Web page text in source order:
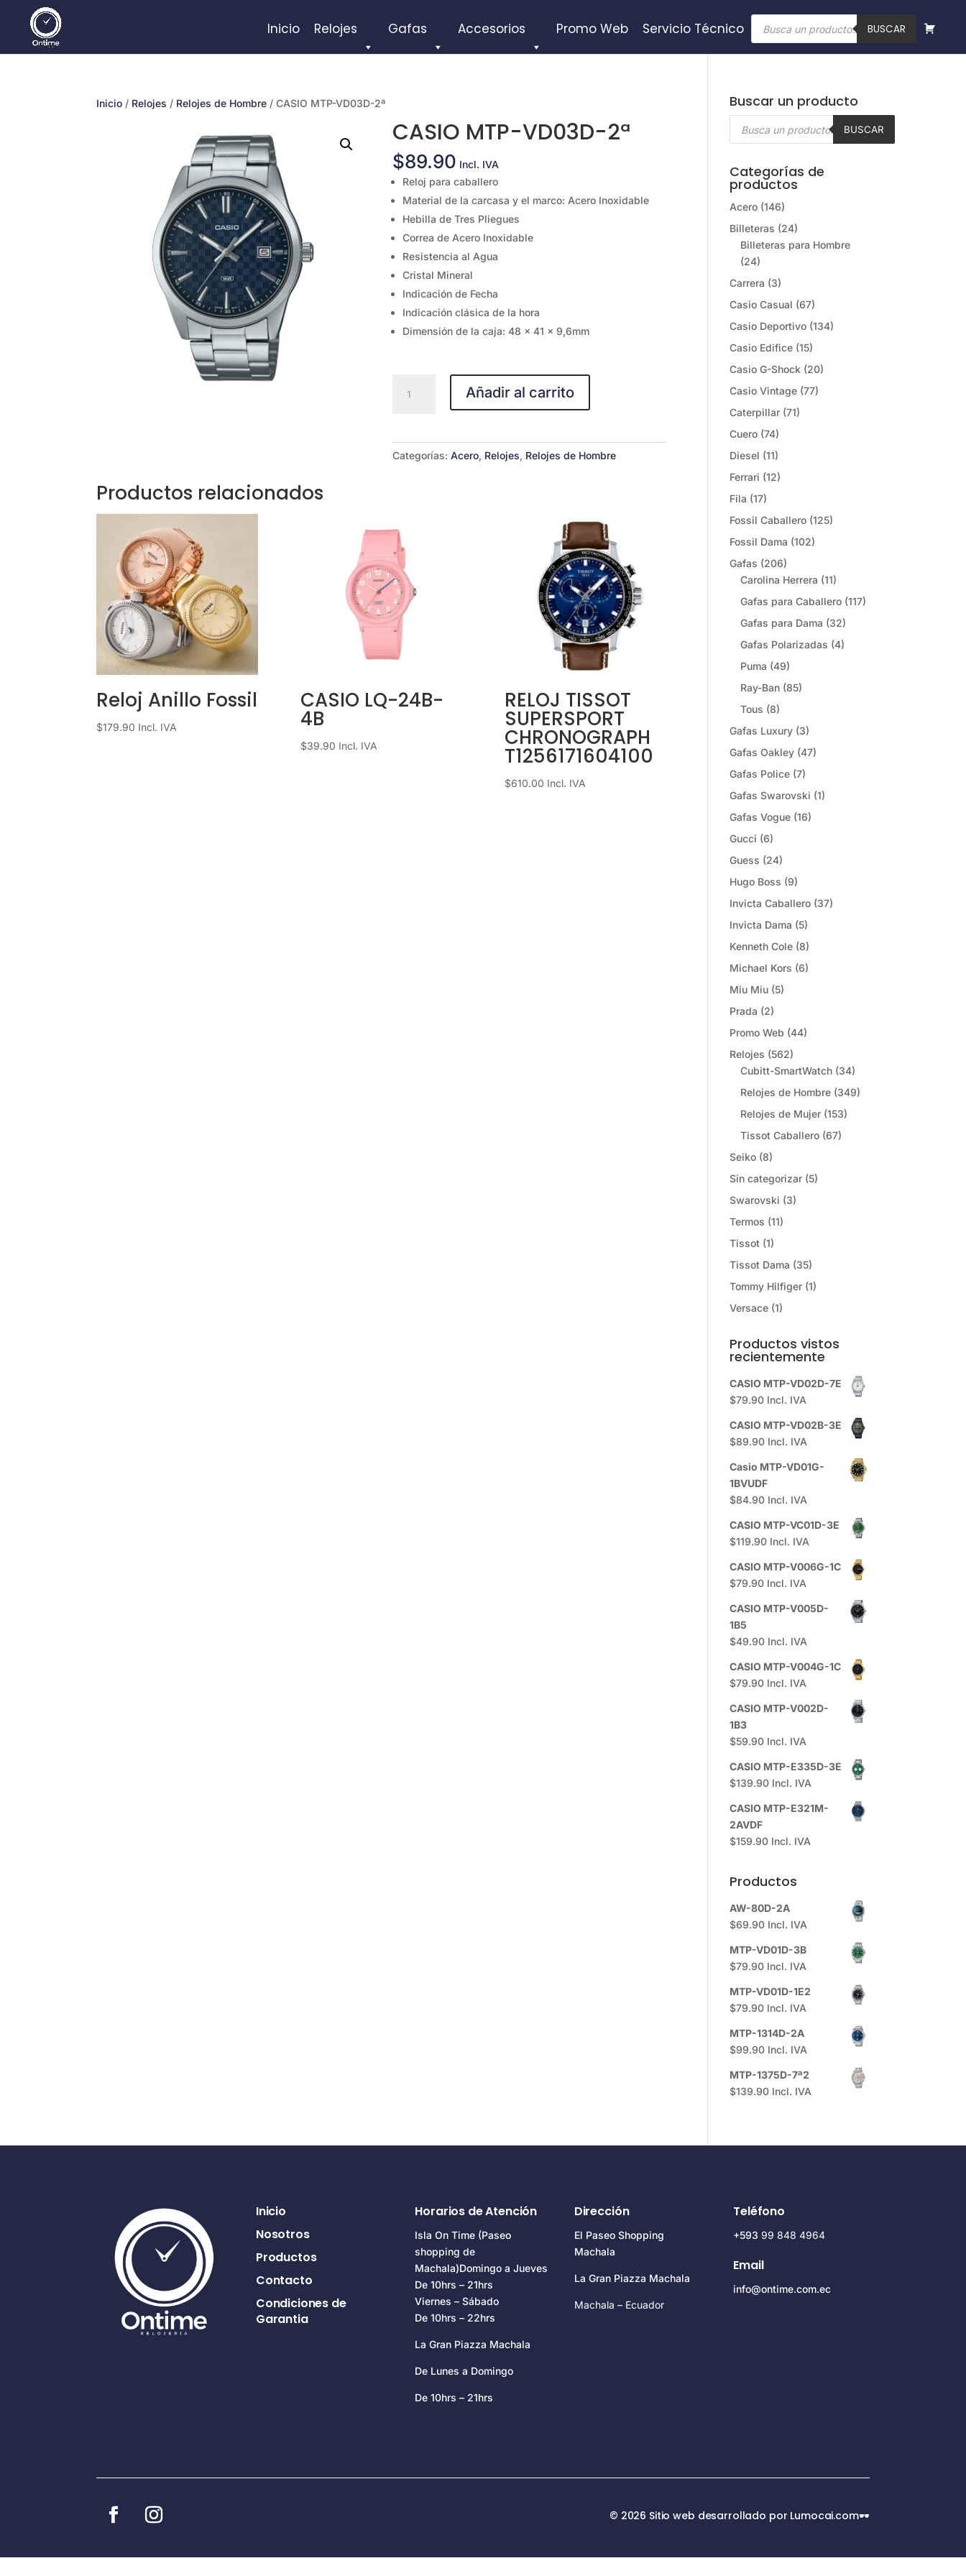
Inicio Relojes Gafas Accesorios Promo Web Servicio Técnico
Búsqueda
de
productos
BUSCAR
Inicio / Relojes / Relojes de Hombre / CASIO MTP-VD03D-2ª
CASIO MTP-VD03D-2ª
$89.90 Incl. IVA
Reloj para caballero
Material de la carcasa y el marco: Acero Inoxidable
Hebilla de Tres Pliegues
Correa de Acero Inoxidable
Resistencia al Agua
Cristal Mineral
Indicación de Fecha
Indicación clásica de la hora
Dimensión de la caja: 48 x 41 x 9,6mm
MTP-
Añadir al carrito
Categorías:Acero, Relojes, Relojes de Hombre
Productos relacionados
Reloj Anillo Fossil
$179.90 Incl. IVA
CASIO LQ-24B-
4B
$39.90 Incl. IVA
RELOJ TISSOT
SUPERSPORT
CHRONOGRAPH
T1256171604100
$610.00 Incl. IVA
Buscar un producto
Búsqueda
BUSCAR
Categorías de
productos
Acero (146)
Billeteras (24)
Billeteras para Hombre
(24)
Carrera (3)
Casio Casual (67)
Casio Deportivo (134)
Casio Edifice (15)
Casio G-Shock (20)
Casio Vintage (77)
Caterpillar (71)
Cuero (74)
Diesel (11)
Ferrari (12)
Fila (17)
Fossil Caballero (125)
Fossil Dama (102)
Gafas (206)
Carolina Herrera (11)
Gafas para Caballero (117)
Gafas para Dama (32)
Gafas Polarizadas (4)
Puma (49)
Ray-Ban (85)
Tous (8)
Gafas Luxury (3)
Gafas Oakley (47)
Gafas Police (7)
Gafas Swarovski (1)
Gafas Vogue (16)
Gucci (6)
Guess (24)
Hugo Boss (9)
Invicta Caballero (37)
Invicta Dama (5)
Kenneth Cole (8)
Michael Kors (6)
Miu Miu (5)
Prada (2)
Promo Web (44)
Relojes (562)
Cubitt-SmartWatch (34)
Relojes de Hombre (349)
Relojes de Mujer (153)
Tissot Caballero (67)
Seiko (8)
Sin categorizar (5)
Swarovski (3)
Termos (11)
Tissot (1)
Tissot Dama (35)
Tommy Hilfiger (1)
Versace (1)
Productos vistos
recientemente
CASIO MTP-VD02D-7E
$79.90 Incl. IVA
CASIO MTP-VD02B-3E
$89.90 Incl. IVA
Casio MTP-VD01G-
1BVUDF
$84.90 Incl. IVA
CASIO MTP-VC01D-3E
$119.90 Incl. IVA
CASIO MTP-V006G-1C
$79.90 Incl. IVA
CASIO MTP-V005D-
1B5
$49.90 Incl. IVA
CASIO MTP-V004G-1C
$79.90 Incl. IVA
CASIO MTP-V002D-
1B3
$59.90 Incl. IVA
CASIO MTP-E335D-3E
$139.90 Incl. IVA
CASIO MTP-E321M-
2AVDF
$159.90 Incl. IVA
Productos
AW-80D-2A
$69.90 Incl. IVA
MTP-VD01D-3B
$79.90 Incl. IVA
MTP-VD01D-1E2
$79.90 Incl. IVA
MTP-1314D-2A
$99.90 Incl. IVA
MTP-1375D-7ª2
$139.90 Incl. IVA
Inicio
Nosotros
Productos
Contacto
Condiciones de
Garantia
Horarios de Atención
Isla On Time (Paseo
shopping de
Machala)Domingo a Jueves
De 10hrs – 21hrs
Viernes – Sábado
De 10hrs – 22hrs
La Gran Piazza Machala
De Lunes a Domingo
De 10hrs – 21hrs
Dirección
El Paseo Shopping
Machala
La Gran Piazza Machala
Machala – Ecuador
Teléfono
+59399 848 4964
Email
info@ontime.com.ec
© 2026 Sitio web desarrollado por Lumocai.com🕶️